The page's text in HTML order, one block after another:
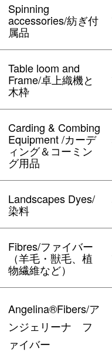
Spinning
accessories/紡ぎ付
属品
Table loom and
Frame/卓上織機と
木枠
Carding & Combing
Equipment /カーデ
ィング＆コーミン
グ用品
Landscapes Dyes/
染料
Fibres/ファイバー
（羊毛・獣毛、植
物繊維など）
Angelina®Fibers/ア
ンジェリーナ フ
ァイバー